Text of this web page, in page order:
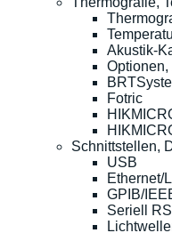
Akustik-
Fotric
Schnittstellen,
USB
Ethernet/
GPIB/
Seriell